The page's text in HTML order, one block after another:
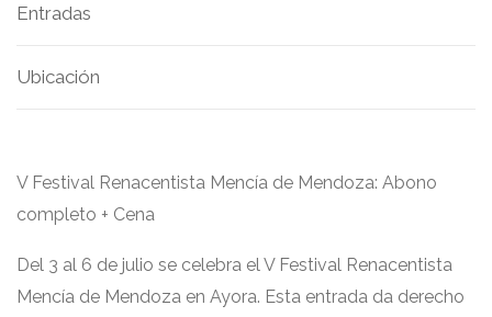
Entradas
Ubicación
V Festival Renacentista Mencía de Mendoza: Abono
completo + Cena
Del 3 al 6 de julio se celebra el V Festival Renacentista
Mencía de Mendoza en Ayora. Esta entrada da derecho